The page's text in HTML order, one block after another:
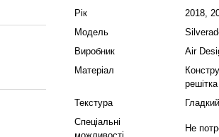
Рік
2018,
Модель
Виробник
Air
Матеріал
решітка
Текстура
Гладкий
Спеціальні
Не